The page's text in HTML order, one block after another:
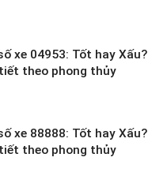
xe 04953: Tốt hay Xấu?
theo phong thủy
xe 88888: Tốt hay Xấu?
theo phong thủy